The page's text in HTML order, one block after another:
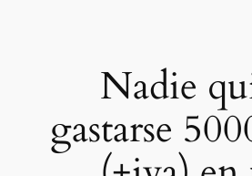
Nadie
gastarse